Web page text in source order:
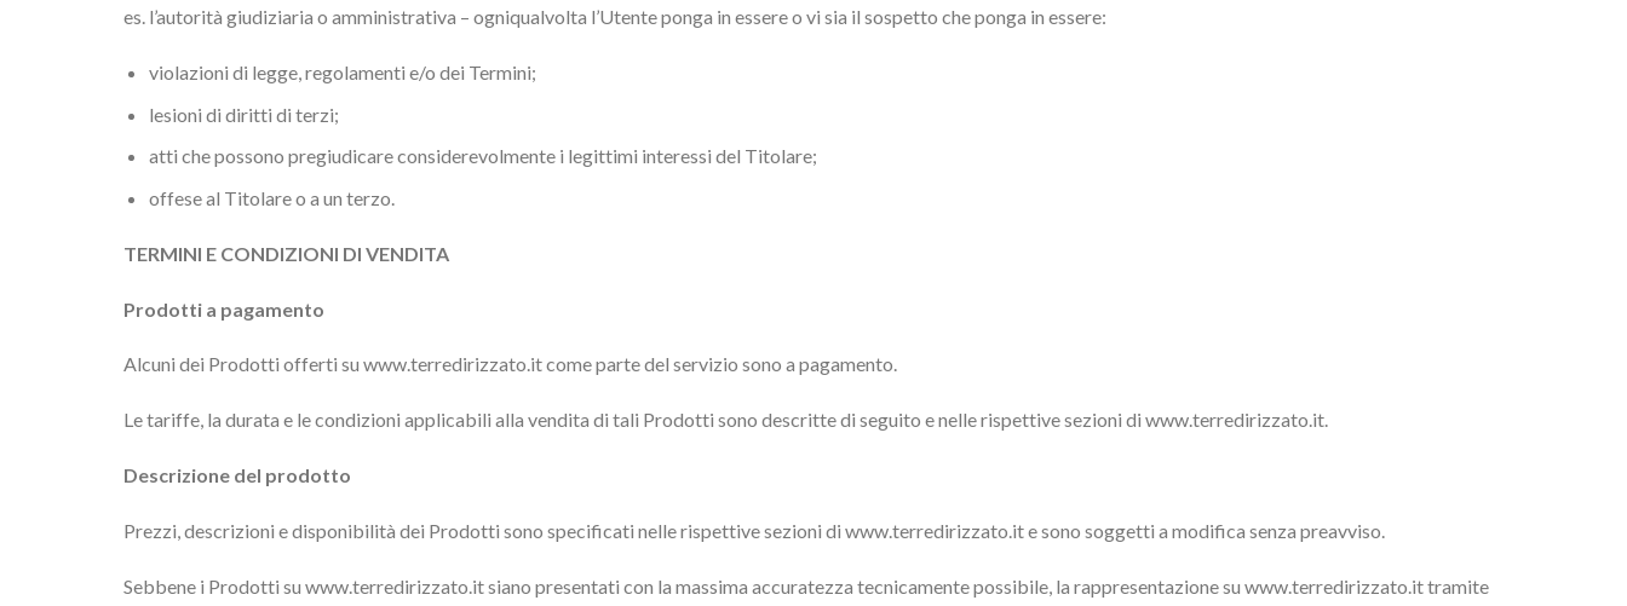
es. l’autorità giudiziaria o amministrativa – ogniqualvolta l’Utente ponga in essere o vi sia il sospetto che ponga in essere:
violazioni di legge, regolamenti e/o dei Termini;
lesioni di diritti di terzi;
atti che possono pregiudicare considerevolmente i legittimi interessi del Titolare;
offese al Titolare o a un terzo.
TERMINI E CONDIZIONI DI VENDITA
Prodotti a pagamento
Alcuni dei Prodotti offerti su www.terredirizzato.it come parte del servizio sono a pagamento.
Le tariffe, la durata e le condizioni applicabili alla vendita di tali Prodotti sono descritte di seguito e nelle rispettive sezioni di www.terredirizzato.it.
Descrizione del prodotto
Prezzi, descrizioni e disponibilità dei Prodotti sono specificati nelle rispettive sezioni di www.terredirizzato.it e sono soggetti a modifica senza preavviso.
Sebbene i Prodotti su www.terredirizzato.it siano presentati con la massima accuratezza tecnicamente possibile, la rappresentazione su www.terredirizzato.it tramite